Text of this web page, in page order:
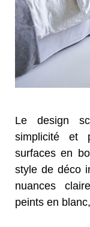
Le design
simplicité et
surfaces en
style de déco
nuances
peints en